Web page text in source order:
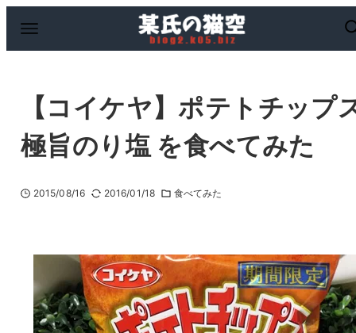
【コイケヤ】ポテトチップ
極旨のり塩 を食べてみた
2015/08/16 2016/01/18 食べてみた